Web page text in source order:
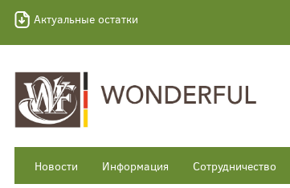
Актуальные остатки
Новости Информация Сотрудничество